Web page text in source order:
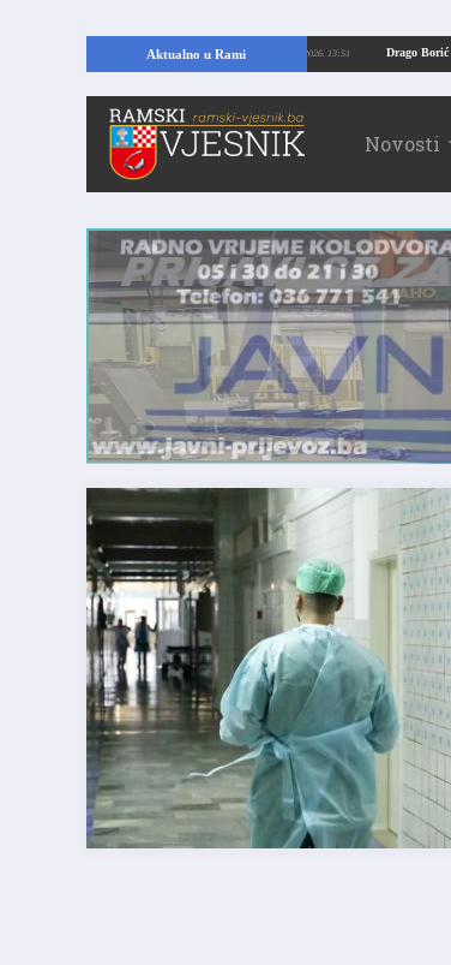
Aktualno u Rami
Kopajući temelje kuće, pronašao vrijedne arheološke ostatke 24.07.2026. 13:51
Novosti